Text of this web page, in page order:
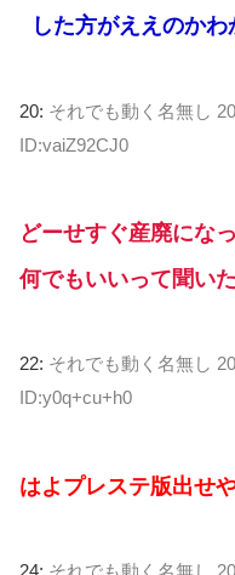
した方がええのかわ
20: それでも動く名無し
ID:vaiZ92CJ0
どーせすぐ産廃にな
何でもいいって聞いた
22: それでも動く名無し
ID:y0q+cu+h0
はよプレステ版出せ
24: それでも動く名無し